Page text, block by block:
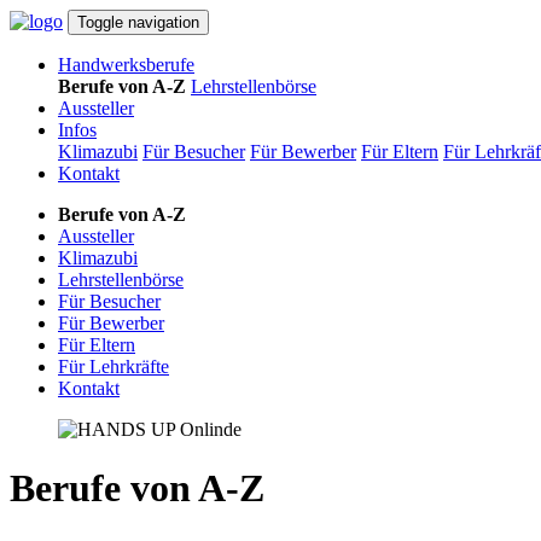
Toggle navigation
Handwerksberufe
Berufe von A-Z Lehrstellenbörse
Aussteller
Infos
Klimazubi Für Besucher Für Bewerber Für Eltern Für
Kontakt
Berufe von A-Z
Aussteller
Klimazubi
Lehrstellenbörse
Für Besucher
Für Bewerber
Für Eltern
Für Lehrkräfte
Kontakt
Berufe von A-Z